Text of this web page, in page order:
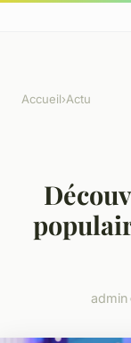
Accueil›Actu
admin